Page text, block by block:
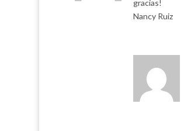
gracias!
Nancy Ruiz